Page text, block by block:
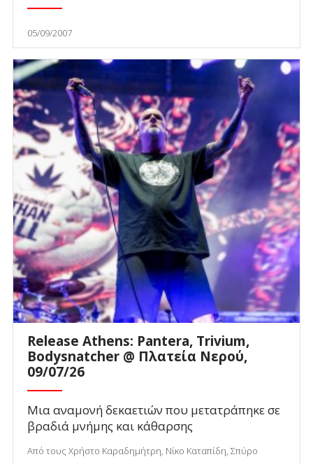
05/09/2007
Release Athens: Pantera, Trivium,
Bodysnatcher @ Πλατεία Νερού,
09/07/26
Μια αναμονή δεκαετιών που μετατράπηκε σε
βραδιά μνήμης και κάθαρσης
Από τους Χρήστο Καραδημήτρη, Νίκο Καταπίδη, Σπύρο